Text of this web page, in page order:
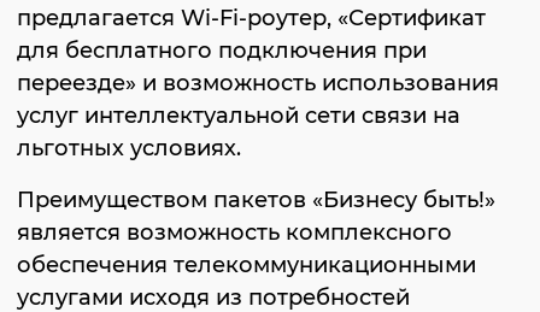
предлагается Wi-Fi-роутер, «Сертификат
для бесплатного подключения при
переезде» и возможность использования
услуг интеллектуальной сети связи на
льготных условиях.
Преимуществом пакетов «Бизнесу быть!»
является возможность комплексного
обеспечения телекоммуникационными
услугами исходя из потребностей